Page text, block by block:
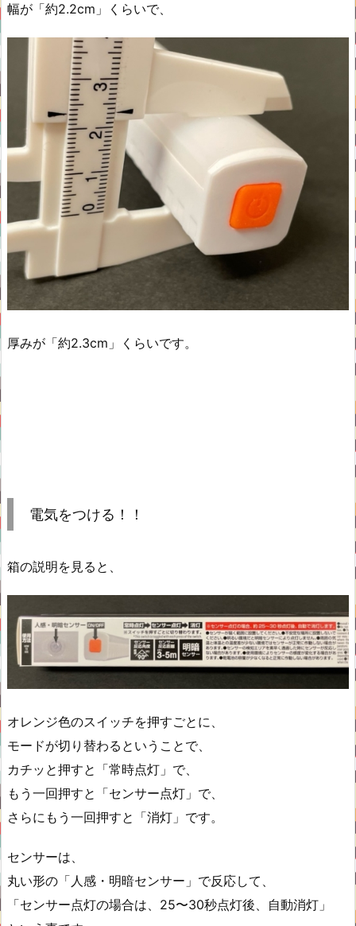
幅が「約2.2cm」くらいで、
厚みが「約2.3cm」くらいです。
電気をつける！！
箱の説明を見ると、
オレンジ色のスイッチを押すごとに、
モードが切り替わるということで、
カチッと押すと「常時点灯」で、
もう一回押すと「センサー点灯」で、
さらにもう一回押すと「消灯」です。
センサーは、
丸い形の「人感・明暗センサー」で反応して、
「センサー点灯の場合は、25〜30秒点灯後、自動消灯」